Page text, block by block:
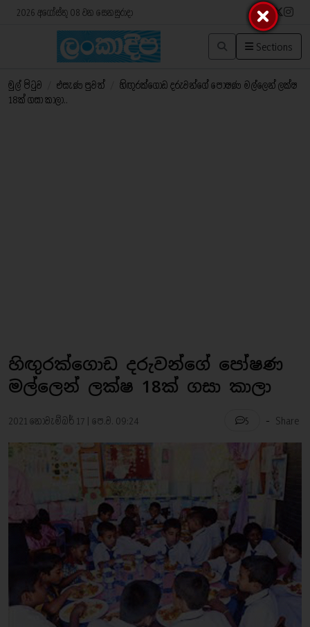
2026 අගෝස්තු 08 වන සෙනසුරාදා
Sections
මුල් පිටුව එසැණ පුවත්
හිඟුරක්ගොඩ දරුවන්ගේ පෝෂණ මල්ලෙන් ලක්ෂ
18ක් ගසා කාලා..
හිඟුරක්ගොඩ දරුවන්ගේ පෝෂණ
මල්ලෙන් ලක්ෂ 18ක් ගසා කාලා
2021 නොවැම්බර් 17 | පෙ.ව. 09:24 5 - Share